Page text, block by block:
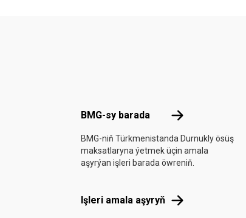
BMG-sy barada BMG-sy barada
BMG-niň Türkmenistanda Durnukly ösüş
maksatlaryna ýetmek üçin amala
aşyrýan işleri barada öwreniň.
Işleri amala aşyryň Işleri amala aşyryň